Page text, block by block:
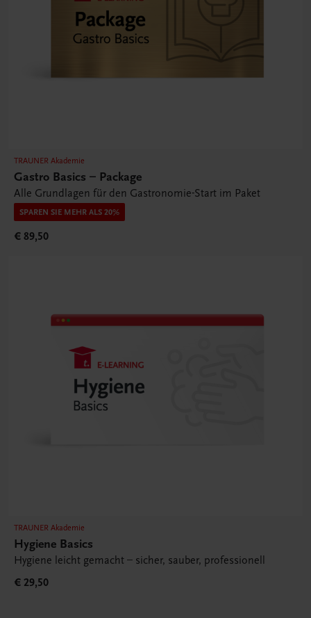
TRAUNER Akademie
Gastro Basics – Package
Alle Grundlagen für den Gastronomie-Start im Paket
SPAREN SIE MEHR ALS 20%
€ 89,50
TRAUNER Akademie
Hygiene Basics
Hygiene leicht gemacht – sicher, sauber, professionell
€ 29,50